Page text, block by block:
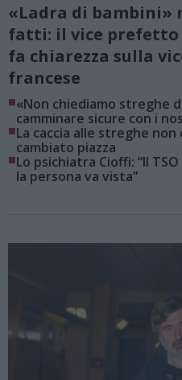
«Ladra di bambini»
fatti: il vice prefetto
fa chiarezza sulla
francese
■«Non chiediamo streghe
camminare sicure con i
■La caccia alle streghe
cambiato piazza
■Lo psichiatra Cioffi: “Il
la persona va vista”